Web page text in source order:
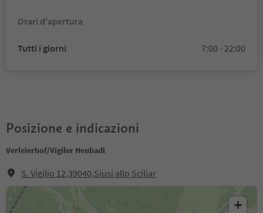
Orari d'apertura
Tutti i giorni 7:00 - 22:00
Posizione e indicazioni
Verleierhof/Vigiler Heubadl
S. Vigilio 12,39040,Siusi allo Sciliar
+